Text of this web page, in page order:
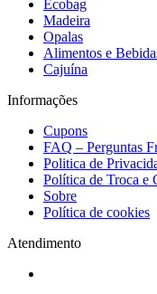
Ecobag
Madeira
Opalas
Alimentos e
Cajuína
Informações
Cupons
FAQ – Perguntas
Politica de
Política de Troca e
Sobre
Política de cookies
Atendimento